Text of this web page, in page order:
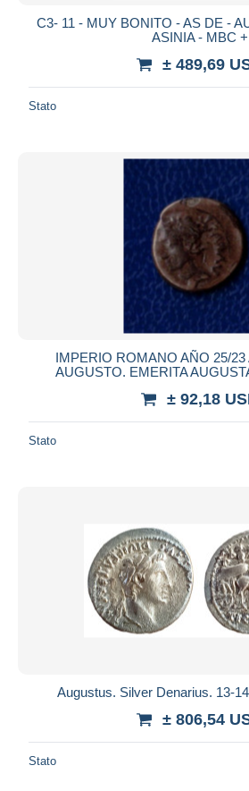
C3- 11 - MUY BONITO - AS DE -
ASINIA - MBC +
± 489,69
Stato
IMPERIO ROMANO AÑO 25/
AUGUSTO. EMERITA
± 92,18
Stato
Augustus. Silver Denarius. 13-
± 806,54
Stato